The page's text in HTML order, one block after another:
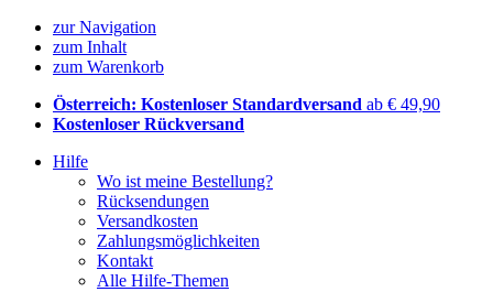
zur Navigation
zum Inhalt
zum Warenkorb
Österreich: Kostenloser Standardversand ab € 49,90
Kostenloser Rückversand
Hilfe
Wo ist meine Bestellung?
Rücksendungen
Versandkosten
Zahlungsmöglichkeiten
Kontakt
Alle Hilfe-Themen